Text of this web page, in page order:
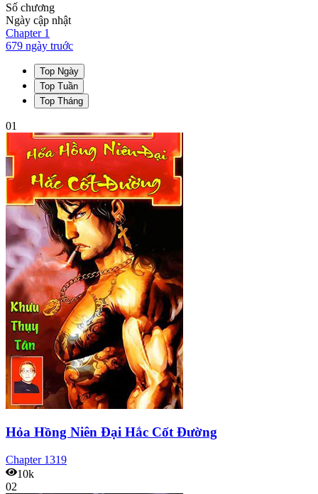
Số chương
Ngày cập nhật
Chapter 1
679 ngày truớc
Top Ngày
Top Tuần
Top Tháng
01
Hỏa Hồng Niên Đại Hắc Cốt Đường
Chapter 1319
10k
02